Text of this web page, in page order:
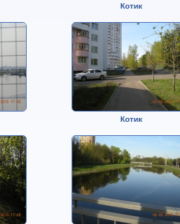
Котик
Котик